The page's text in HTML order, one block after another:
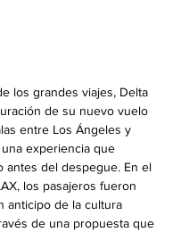
los grandes viajes, Delta
de su nuevo vuelo
entre Los Ángeles y
experiencia que
antes del despegue. En el
los pasajeros fueron
anticipo de la cultura
de una propuesta que